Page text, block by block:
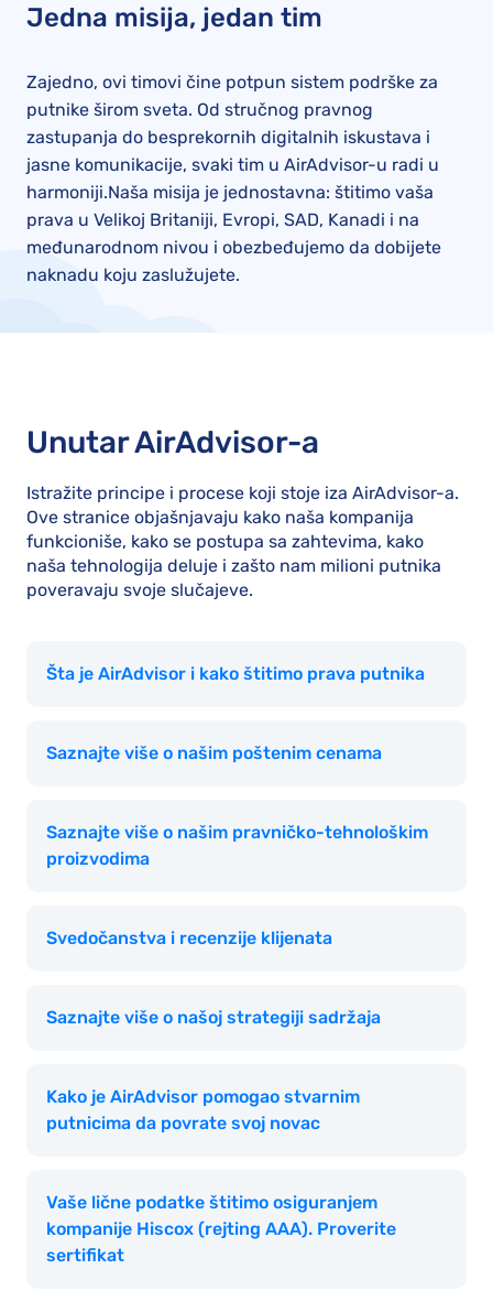
Jedna misija, jedan tim
Zajedno, ovi timovi čine potpun sistem podrške za
putnike širom sveta. Od stručnog pravnog
zastupanja do besprekornih digitalnih iskustava i
jasne komunikacije, svaki tim u AirAdvisor-u radi u
harmoniji.Naša misija je jednostavna: štitimo vaša
prava u Velikoj Britaniji, Evropi, SAD, Kanadi i na
međunarodnom nivou i obezbeđujemo da dobijete
naknadu koju zaslužujete.
Unutar AirAdvisor-a
Istražite principe i procese koji stoje iza AirAdvisor-a.
Ove stranice objašnjavaju kako naša kompanija
funkcioniše, kako se postupa sa zahtevima, kako
naša tehnologija deluje i zašto nam milioni putnika
poveravaju svoje slučajeve.
Šta je AirAdvisor i kako štitimo prava putnika
Saznajte više o našim poštenim cenama
Saznajte više o našim pravničko-tehnološkim
proizvodima
Svedočanstva i recenzije klijenata
Saznajte više o našoj strategiji sadržaja
Kako je AirAdvisor pomogao stvarnim
putnicima da povrate svoj novac
Vaše lične podatke štitimo osiguranjem
kompanije Hiscox (rejting AAA). Proverite
sertifikat